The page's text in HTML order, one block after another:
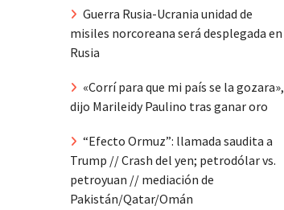
Guerra Rusia-Ucrania unidad de
misiles norcoreana será desplegada en
Rusia
«Corrí para que mi país se la gozara»,
dijo Marileidy Paulino tras ganar oro
“Efecto Ormuz”: llamada saudita a
Trump // Crash del yen; petrodólar vs.
petroyuan // mediación de
Pakistán/Qatar/Omán